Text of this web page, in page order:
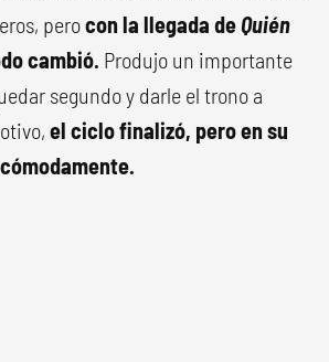
perocon la llegada deQuién
cambió. Produjo un importante
segundo y darle el trono a
el ciclo finalizó, pero en su